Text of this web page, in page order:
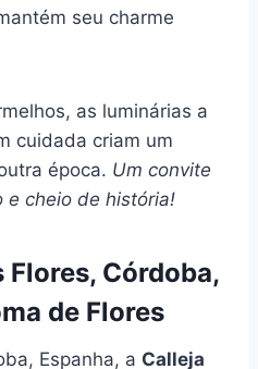
seu charme
as luminárias a
cuidada criam um
época. Um convite
e cheio de história!
Flores, Córdoba,
de Flores
Espanha, a Calleja